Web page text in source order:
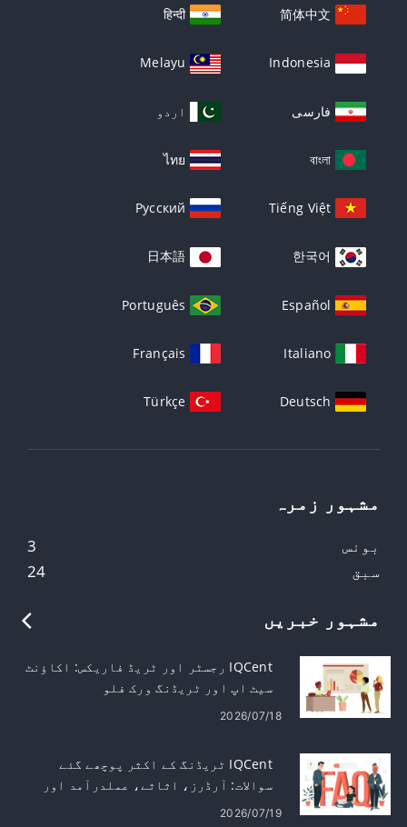
简体中文
हिन्दी
Indonesia
Melayu
فارسی اردو
বাংলা
ไทย
Tiếng Việt
Русский
한국어
日本語
Español
Português
Italiano
Français
Deutsch
Türkçe
مشہور زمرہ
3
بونس
24
سبق
مشہور خبریں
IQCent رجسٹر اور ٹریڈ فاریکس: اکاؤنٹ
سیٹ اپ اور ٹریڈنگ ورک فلو
2026/07/18
IQCent ٹریڈنگ کے اکثر پوچھے گئے
سوالات: آرڈرز، اثاثے، عملدرآمد اور
رسک
2026/07/19